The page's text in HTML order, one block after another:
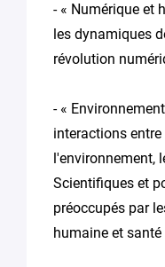
- « Numérique et
les dynamiques
révolution
- «
interactions
l'environnement,
Scientifiques et
préoccupés par
humaine et